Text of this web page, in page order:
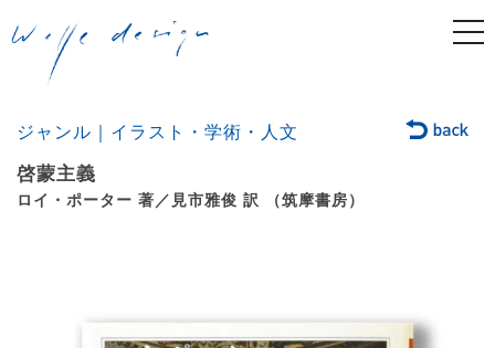
ジャンル｜イラスト・学術・人文
啓蒙主義
ロイ・ポーター 著／見市雅俊 訳 （筑摩書房）